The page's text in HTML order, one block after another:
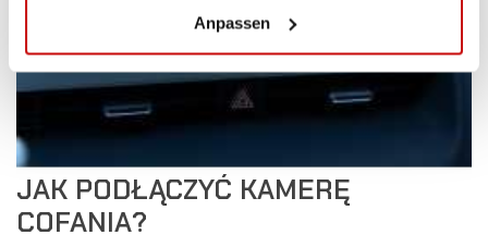
Anpassen
JAK PODŁĄCZYĆ KAMERĘ
COFANIA?